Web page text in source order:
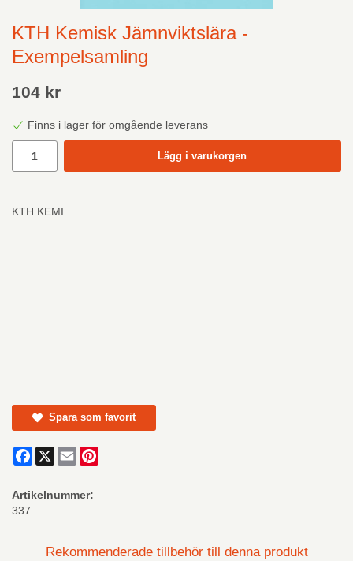
KTH Kemisk Jämnviktslära -
Exempelsamling
104 kr
Finns i lager för omgående leverans
Lägg i varukorgen
KTH KEMI
Spara som favorit
Facebook
X Email
Artikelnummer:
337
Rekommenderade tillbehör till denna produkt